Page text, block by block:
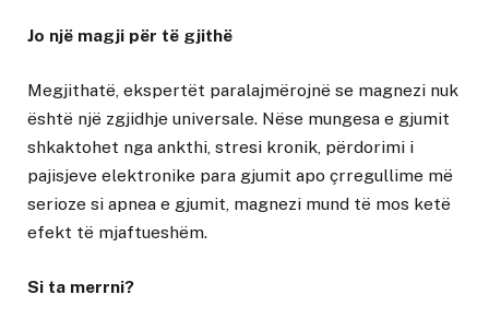
Jo një magji për të gjithë
Megjithatë, ekspertët paralajmërojnë se magnezi nuk
është një zgjidhje universale. Nëse mungesa e gjumit
shkaktohet nga ankthi, stresi kronik, përdorimi i
pajisjeve elektronike para gjumit apo çrregullime më
serioze si apnea e gjumit, magnezi mund të mos ketë
efekt të mjaftueshëm.
Si ta merrni?